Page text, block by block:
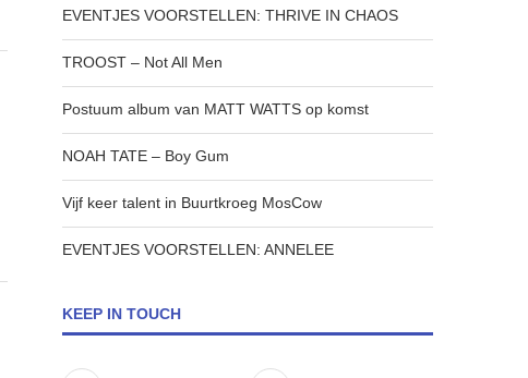
EVENTJES VOORSTELLEN: THRIVE IN CHAOS
TROOST – Not All Men
Postuum album van MATT WATTS op komst
NOAH TATE – Boy Gum
Vijf keer talent in Buurtkroeg MosCow
EVENTJES VOORSTELLEN: ANNELEE
KEEP IN TOUCH